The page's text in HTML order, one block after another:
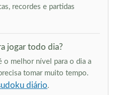
recordes e partidas
jogar todo dia?
o melhor nível para o dia a
tomar muito tempo.
diário.